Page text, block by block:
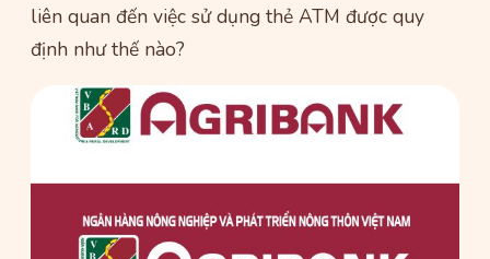
liên quan đến việc sử dụng thẻ ATM được quy
định như thế nào?